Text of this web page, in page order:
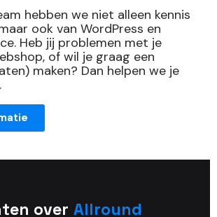
hebben we niet alleen kennis
ook van WordPress en
Heb jij problemen met je
of wil je graag een
maken? Dan helpen we je
overAllround